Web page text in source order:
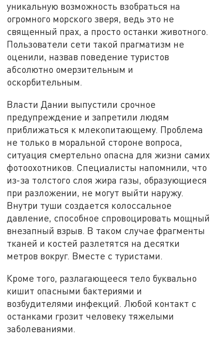
уникальную возможность взобраться на
огромного морского зверя, ведь это не
священный прах, а просто останки животного.
Пользователи сети такой прагматизм не
оценили, назвав поведение туристов
абсолютно омерзительным и
оскорбительным.
Власти Дании выпустили срочное
предупреждение и запретили людям
приближаться к млекопитающему. Проблема
не только в моральной стороне вопроса,
ситуация смертельно опасна для жизни самих
фотоохотников. Специалисты напомнили, что
из-за толстого слоя жира газы, образующиеся
при разложении, не могут выйти наружу.
Внутри туши создается колоссальное
давление, способное спровоцировать мощный
внезапный взрыв. В таком случае фрагменты
тканей и костей разлетятся на десятки
метров вокруг. Вместе с туристами.
Кроме того, разлагающееся тело буквально
кишит опасными бактериями и
возбудителями инфекций. Любой контакт с
останками грозит человеку тяжелыми
заболеваниями.